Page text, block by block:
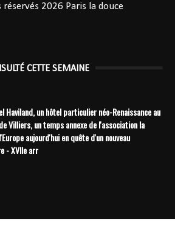
réservés 2026 Paris la douce
CETTE SEMAINE
Haviland, un hôtel particulier néo-Renaissance au
Villiers, un temps annexe de l'association la
aujourd'hui en quête d'un nouveau
- XVIIe arr